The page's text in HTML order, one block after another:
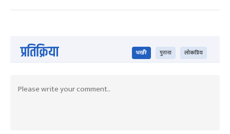
प्रतिक्रिया भर्खरै पुराना लोकप्रिय